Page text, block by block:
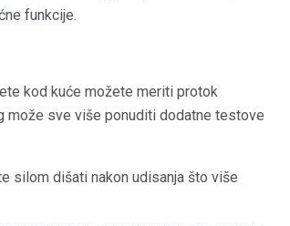
funkcije.
kod kuće možete meriti protok
može sve više ponuditi dodatne testove
silom dišati nakon udisanja što više